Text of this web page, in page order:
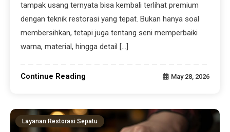
tampak usang ternyata bisa kembali terlihat premium
dengan teknik restorasi yang tepat. Bukan hanya soal
membersihkan, tetapi juga tentang seni memperbaiki
warna, material, hingga detail […]
Continue Reading May 28, 2026
Layanan Restorasi Sepatu